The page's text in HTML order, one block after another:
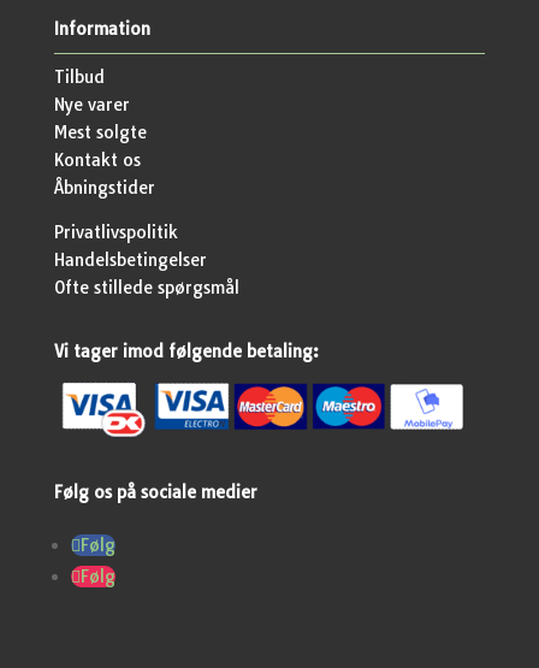
Information
Tilbud
Nye varer
Mest solgte
Kontakt os
Åbningstider
Privatlivspolitik
Handelsbetingelser
Ofte stillede spørgsmål
Vi tager imod følgende betaling:
Følg os på sociale medier
Følg
Følg